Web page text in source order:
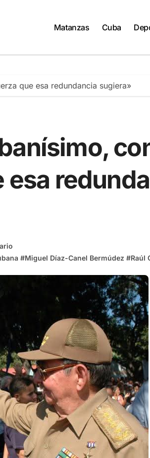
Matanzas Cuba
que esa redundancia sugiera»
esa
#Miguel Díaz-Canel Bermúdez #Raúl